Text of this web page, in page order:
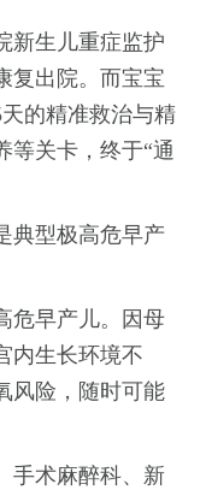
生儿重症监护
复出院。而宝宝
的精准救治与精
等关卡，终于“通
型极高危早产
早产儿。因母
内生长环境不
风险，随时可能
术麻醉科、新